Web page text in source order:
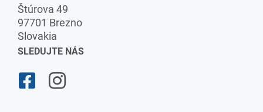
Štúrova 49
97701 Brezno
Slovakia
SLEDUJTE NÁS